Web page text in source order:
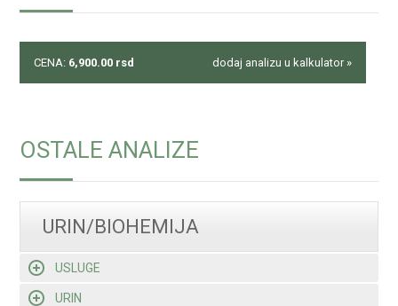
CENA: 6,900.00 rsd dodaj analizu u kalkulator »
OSTALE ANALIZE
URIN/BIOHEMIJA
USLUGE
URIN